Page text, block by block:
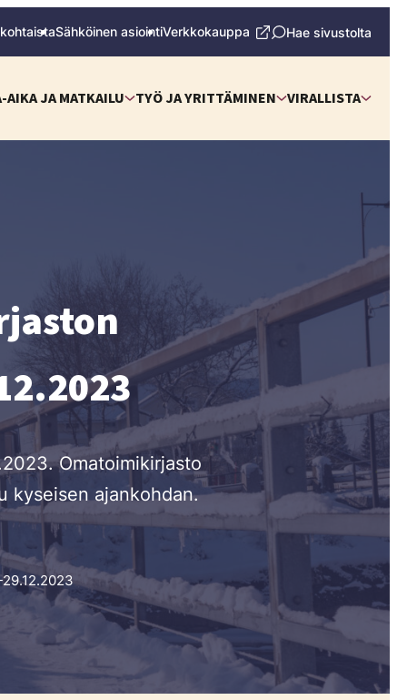
Sähköinen asiointiVerkkokauppa Hae sivustolta
AIKA JA MATKAILU TYÖ JA YRITTÄMINEN VIRALLISTA
Omatoimikirjasto
kyseisen ajankohdan.